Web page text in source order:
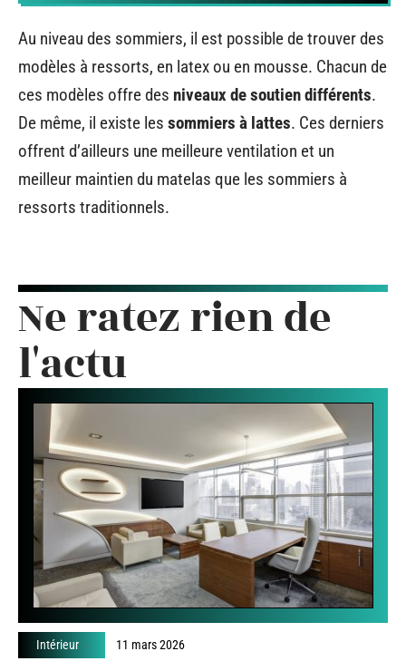
Au niveau des sommiers, il est possible de trouver des
modèles à ressorts, en latex ou en mousse. Chacun de
ces modèles offre des niveaux de soutien différents.
De même, il existe les sommiers à lattes. Ces derniers
offrent d’ailleurs une meilleure ventilation et un
meilleur maintien du matelas que les sommiers à
ressorts traditionnels.
Ne ratez rien de
l'actu
Intérieur 11 mars 2026